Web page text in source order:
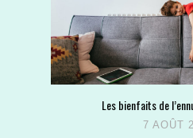
Les bienfaits de
7 AOÛT